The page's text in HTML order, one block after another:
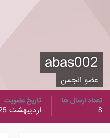
abas002
عضو انجمن
تعداد ارسال ها
8
تاریخ عضویت
اردیبهشت 25، 2014